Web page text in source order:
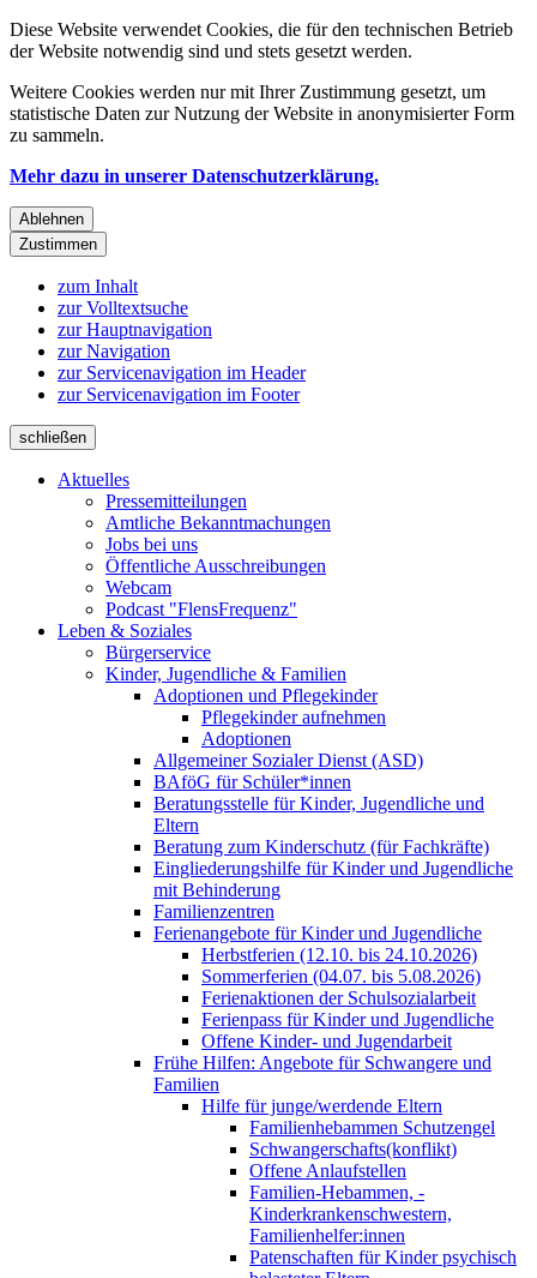
Diese Website verwendet Cookies, die für den technischen Betrieb
der Website notwendig sind und stets gesetzt werden.
Weitere Cookies werden nur mit Ihrer Zustimmung gesetzt, um
statistische Daten zur Nutzung der Website in anonymisierter Form
zu sammeln.
Mehr dazu in unserer Datenschutzerklärung.
Ablehnen
Zustimmen
zum Inhalt
zur Volltextsuche
zur Hauptnavigation
zur Navigation
zur Servicenavigation im Header
zur Servicenavigation im Footer
schließen
Aktuelles
Pressemitteilungen
Amtliche Bekanntmachungen
Jobs bei uns
Öffentliche Ausschreibungen
Webcam
Podcast "FlensFrequenz"
Leben & Soziales
Bürgerservice
Kinder, Jugendliche & Familien
Adoptionen und Pflegekinder
Pflegekinder aufnehmen
Adoptionen
Allgemeiner Sozialer Dienst (ASD)
BAföG für Schüler*innen
Beratungsstelle für Kinder, Jugendliche und
Eltern
Beratung zum Kinderschutz (für Fachkräfte)
Eingliederungshilfe für Kinder und Jugendliche
mit Behinderung
Familienzentren
Ferienangebote für Kinder und Jugendliche
Herbstferien (12.10. bis 24.10.2026)
Sommerferien (04.07. bis 5.08.2026)
Ferienaktionen der Schulsozialarbeit
Ferienpass für Kinder und Jugendliche
Offene Kinder- und Jugendarbeit
Frühe Hilfen: Angebote für Schwangere und
Familien
Hilfe für junge/werdende Eltern
Familienhebammen Schutzengel
Schwangerschafts(konflikt)
Offene Anlaufstellen
Familien-Hebammen, -
Kinderkrankenschwestern,
Familienhelfer:innen
Patenschaften für Kinder psychisch